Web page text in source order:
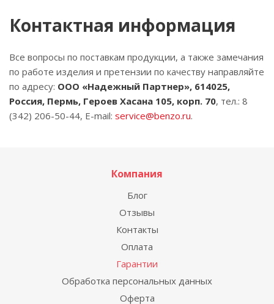
Контактная информация
Все вопросы по поставкам продукции, а также замечания
по работе изделия и претензии по качеству направляйте
по адресу: ООО «Надежный Партнер», 614025,
Россия, Пермь, Героев Хасана 105, корп. 70, тел.: 8
(342) 206-50-44, E-mail: service@benzo.ru.
Компания
Блог
Отзывы
Контакты
Оплата
Гарантии
Обработка персональных данных
Оферта